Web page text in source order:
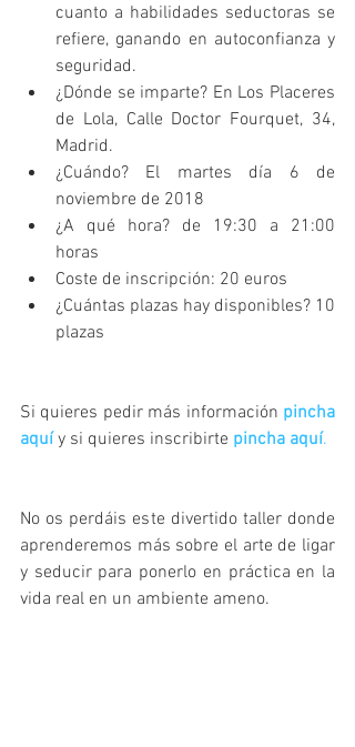
cuanto a habilidades seductoras se
refiere, ganando en autoconfianza y
seguridad.
¿Dónde se imparte? En Los Placeres
de Lola, Calle Doctor Fourquet, 34,
Madrid.
¿Cuándo? El martes día 6 de
noviembre de 2018
¿A qué hora? de 19:30 a 21:00
horas
Coste de inscripción: 20 euros
¿Cuántas plazas hay disponibles? 10
plazas
Si quieres pedir más información pincha
aquí y si quieres inscribirte pincha aquí.
No os perdáis este divertido taller donde
aprenderemos más sobre el arte de ligar
y seducir para ponerlo en práctica en la
vida real en un ambiente ameno.